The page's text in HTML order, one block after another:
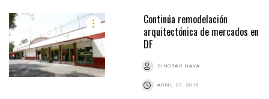
Continúa remodelación
arquitectónica de mercados en
DF
DINORAH NAVA
ABRIL 27, 2015